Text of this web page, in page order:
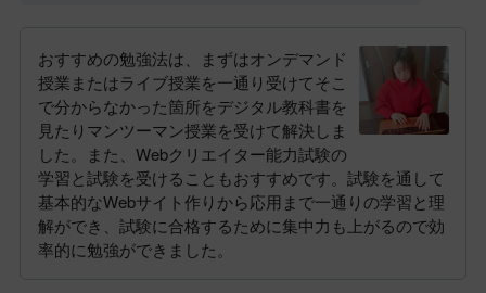
おすすめの勉強法は、まずはオンデマンド
授業またはライブ授業を一通り受けてそこ
で分からなかった箇所をデジタル教科書を
見たりマンツーマン授業を受けて解決しま
した。また、Webクリエイター能力試験の
学習と試験を受けることもおすすめです。試験を通して
基本的なWebサイト作りから応用まで一通りの学習と理
解ができ、試験に合格するために集中力も上がるので効
率的に勉強ができました。